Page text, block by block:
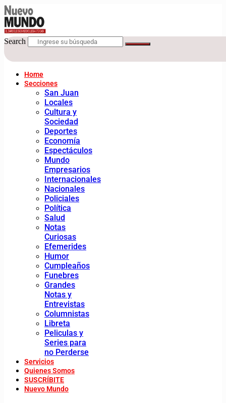
Search
Home
Secciones
San Juan
Locales
Cultura y
Sociedad
Deportes
Economía
Espectáculos
Mundo
Empresarios
Internacionales
Nacionales
Policiales
Política
Salud
Notas
Curiosas
Efemerides
Humor
Cumpleaños
Funebres
Grandes
Notas y
Entrevistas
Columnistas
Libreta
Peliculas y
Series para
no Perderse
Servicios
Quienes Somos
SUSCRÍBITE
Nuevo Mundo